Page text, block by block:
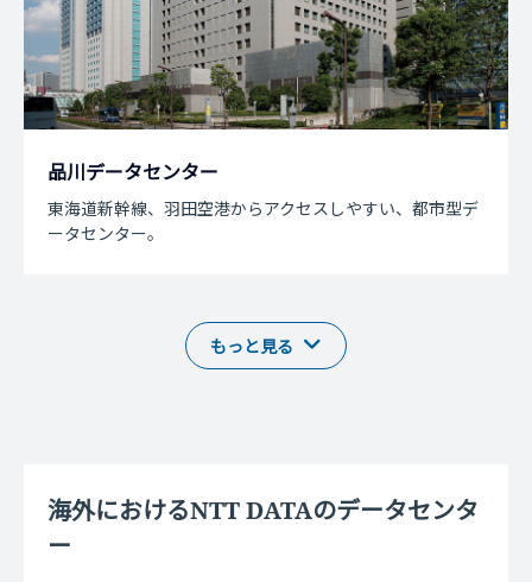
品川データセンター
東海道新幹線、羽田空港からアクセスしやすい、都市型デ
ータセンター。
海外におけるNTT DATAのデータセンタ
ー